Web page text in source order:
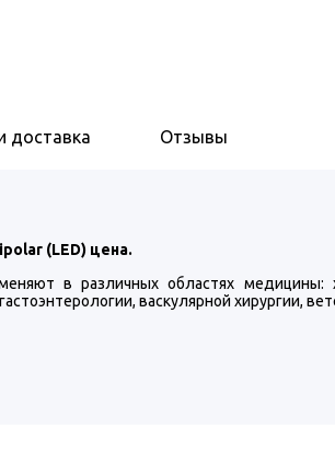
доставка Отзывы
(LED) цена.
в различных областях медицины:
васкулярной хирургии,